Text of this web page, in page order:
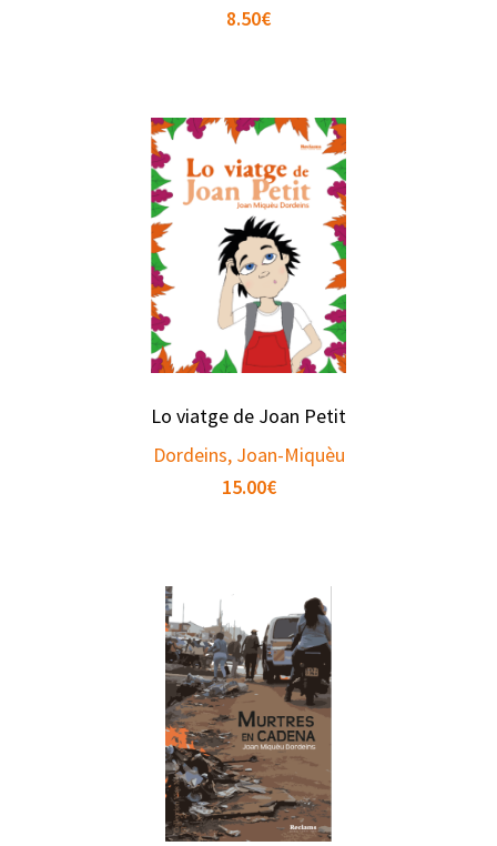
8.50€
Lo viatge de Joan Petit
Dordeins, Joan-Miquèu
15.00€